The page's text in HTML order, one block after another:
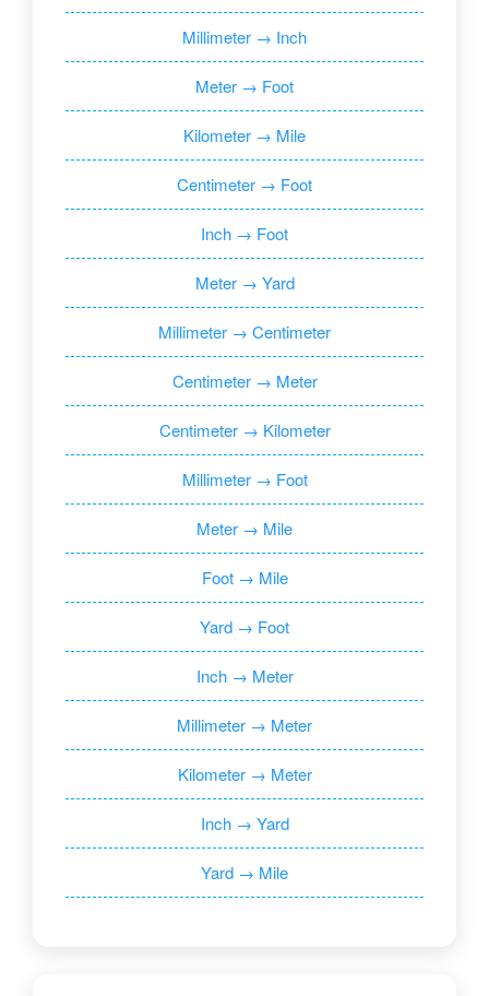
Millimeter → Inch
Meter → Foot
Kilometer → Mile
Centimeter → Foot
Inch → Foot
Meter → Yard
Millimeter → Centimeter
Centimeter → Meter
Centimeter → Kilometer
Millimeter → Foot
Meter → Mile
Foot → Mile
Yard → Foot
Inch → Meter
Millimeter → Meter
Kilometer → Meter
Inch → Yard
Yard → Mile